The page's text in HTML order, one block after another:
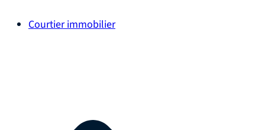
Courtier immobilier